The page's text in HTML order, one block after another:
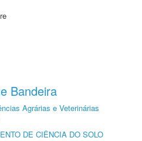
Bandeira
Agrárias e Veterinárias
DE CIÊNCIA DO SOLO